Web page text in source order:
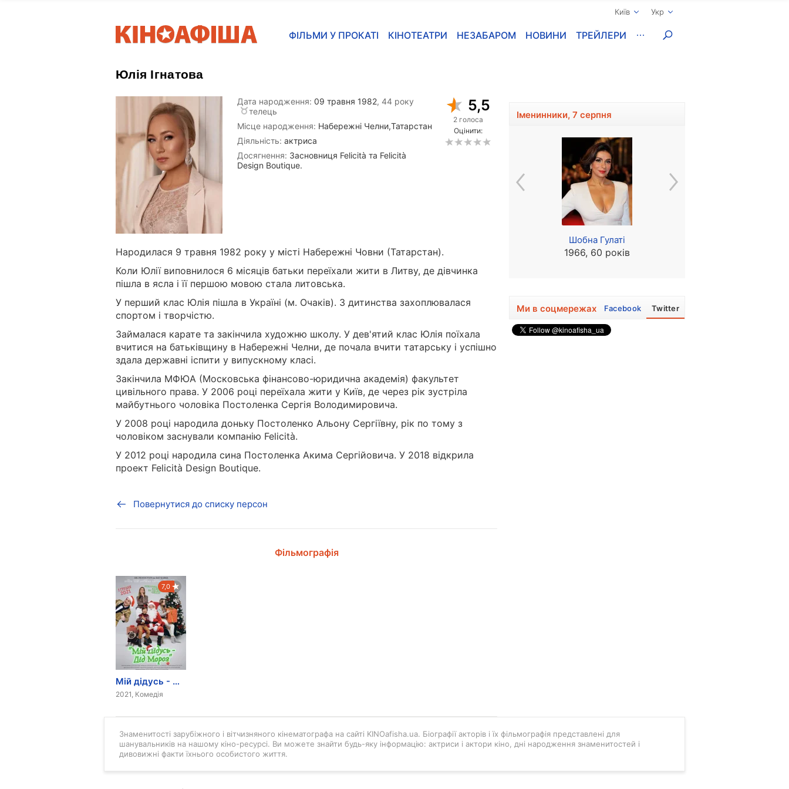
Київ Укр
ФІЛЬМИ У ПРОКАТІ КІНОТЕАТРИ НЕЗАБАРОМ НОВИНИ ТРЕЙЛЕРИ
Юлія Ігнатова
Дата народження: 09 травня 1982, 44 року
телець
Місце народження: Набережні Челни,Татарстан
Діяльність: актриса
Досягнення: Засновниця Felicità та Felicità
Design Boutique.
5,5
2 голоса
Оцінити:
Народилася 9 травня 1982 року у місті Набережні Човни (Татарстан).
Коли Юлії виповнилося 6 місяців батьки переїхали жити в Литву, де дівчинка
пішла в ясла і її першою мовою стала литовська.
У перший клас Юлія пішла в Україні (м. Очаків). З дитинства захоплювалася
спортом і творчістю.
Займалася карате та закінчила художню школу. У дев'ятий клас Юлія поїхала
вчитися на батьківщину в Набережні Челни, де почала вчити татарську і успішно
здала державні іспити у випускному класі.
Закінчила МФЮА (Московська фінансово-юридична академія) факультет
цивільного права. У 2006 році переїхала жити у Київ, де через рік зустріла
майбутнього чоловіка Постоленка Сергія Володимировича.
У 2008 році народила доньку Постоленко Альону Сергіївну, рік по тому з
чоловіком заснували компанію Felicità.
У 2012 році народила сина Постоленка Акима Сергійовича. У 2018 відкрила
проект Felicità Design Boutique.
Повернутися до списку персон
Фільмографія
7,0
Мій дідусь - Дід Мороз
2021, Комедія
Іменинники, 7 серпня
1960, 66 років
Шобна Гулаті
1966, 60 років
Ми в соцмережах Facebook Twitter
Знаменитості зарубіжного і вітчизняного кінематографа на сайті KINOafisha.ua. Біографії акторів і їх фільмографія представлені для
шанувальників на нашому кіно-ресурсі. Ви можете знайти будь-яку інформацію: актриси і актори кіно, дні народження знаменитостей і
дивовижні факти їхнього особистого життя.